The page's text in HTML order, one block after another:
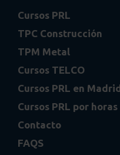
Cursos PRL
TPC Construcción
TPM Metal
Cursos TELCO
Cursos PRL en Madrid
Cursos PRL por horas
Contacto
FAQS